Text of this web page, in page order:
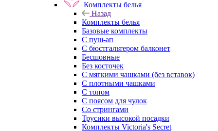
Комплекты белья
Назад
Комплекты белья
Базовые комплекты
С пуш-ап
С бюстгальтером балконет
Бесшовные
Без косточек
С мягкими чашками (без вставок)
С плотными чашками
С топом
С поясом для чулок
Со стрингами
Трусики высокой посадки
Комплекты Victoria's Secret